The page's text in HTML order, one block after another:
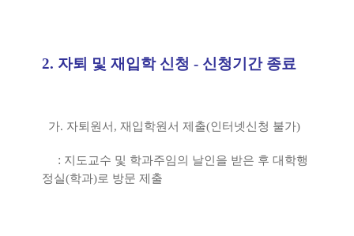
2. 자퇴 및 재입학 신청 - 신청기간 종료
가. 자퇴원서 , 재입학원서 제출(인터넷신청 불가)
: 지도교수 및 학과주임의 날인을 받은 후 대학행
정실(학과)로 방문 제출